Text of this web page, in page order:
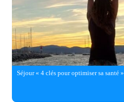
Séjour « 4 clés pour optimiser sa santé »